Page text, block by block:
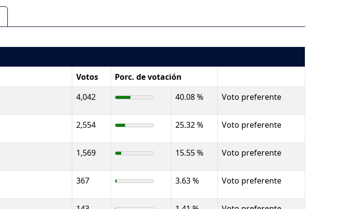
Votos Porc. de votación
4,042 40.08 % Voto preferente
2,554 25.32 % Voto preferente
1,569 15.55 % Voto preferente
367 3.63 % Voto preferente